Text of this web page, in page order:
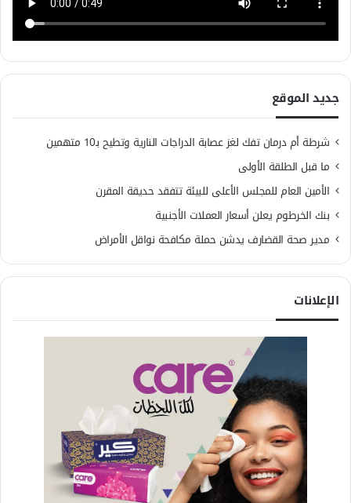
جديد الموقع
شرطة أم درمان تفك لغز عصابة الدراجات النارية وتطيح بـ10 متهمين
ما قبل الطلقة الأولى
الأمين العام للمجلس الأعلى للبيئة تتفقد حديقة المقرن
بنك الخرطوم يعلن أسعار العملات الأجنبية
مدير صحة القضارف يدشن حملة مكافحة نواقل الأمراض
الإعلانات